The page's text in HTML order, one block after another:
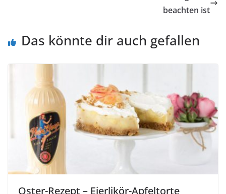
beachten ist
Das könnte dir auch gefallen
Oster-Rezept – Eierlikör-Apfeltorte